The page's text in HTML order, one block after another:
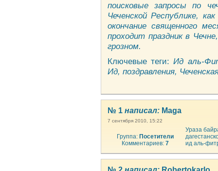
поисковые запросы по
Чеченской Республике,
окончание священного
проходит праздник в
грозном.
Ключевые теги:Ид аль-
Ид, поздравления,
№ 1 написал: Maga
7 сентября 2010, 15:22
Группа: Посетители
Комментариев:7
Ураза
ид аль-